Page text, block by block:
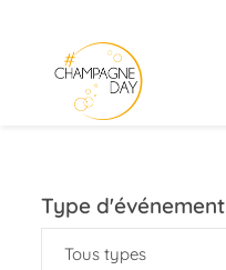
Type d'événement
Tous types